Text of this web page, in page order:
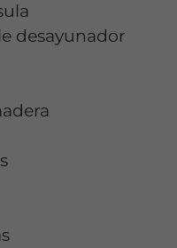
desayunador